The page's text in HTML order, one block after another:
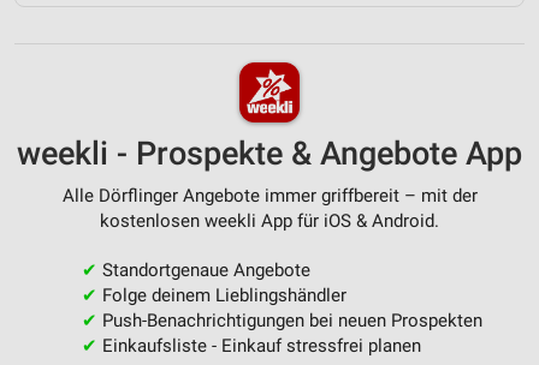
weekli - Prospekte & Angebote App
Alle Dörflinger Angebote immer griffbereit – mit der
kostenlosen weekli App für iOS & Android.
✔ Standortgenaue Angebote
✔ Folge deinem Lieblingshändler
✔ Push-Benachrichtigungen bei neuen Prospekten
✔ Einkaufsliste - Einkauf stressfrei planen